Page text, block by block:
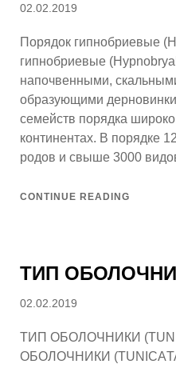
Posted
02.02.2019
Порядок гипнобриевые
гипнобриевые
напочвенными,
образующими
семейств порядка
континентах. В порядке
родов и свыше 3000
CONTINUE READING
ТИП
Posted
02.02.2019
ТИП ОБОЛОЧНИКИ
ОБОЛОЧНИКИ